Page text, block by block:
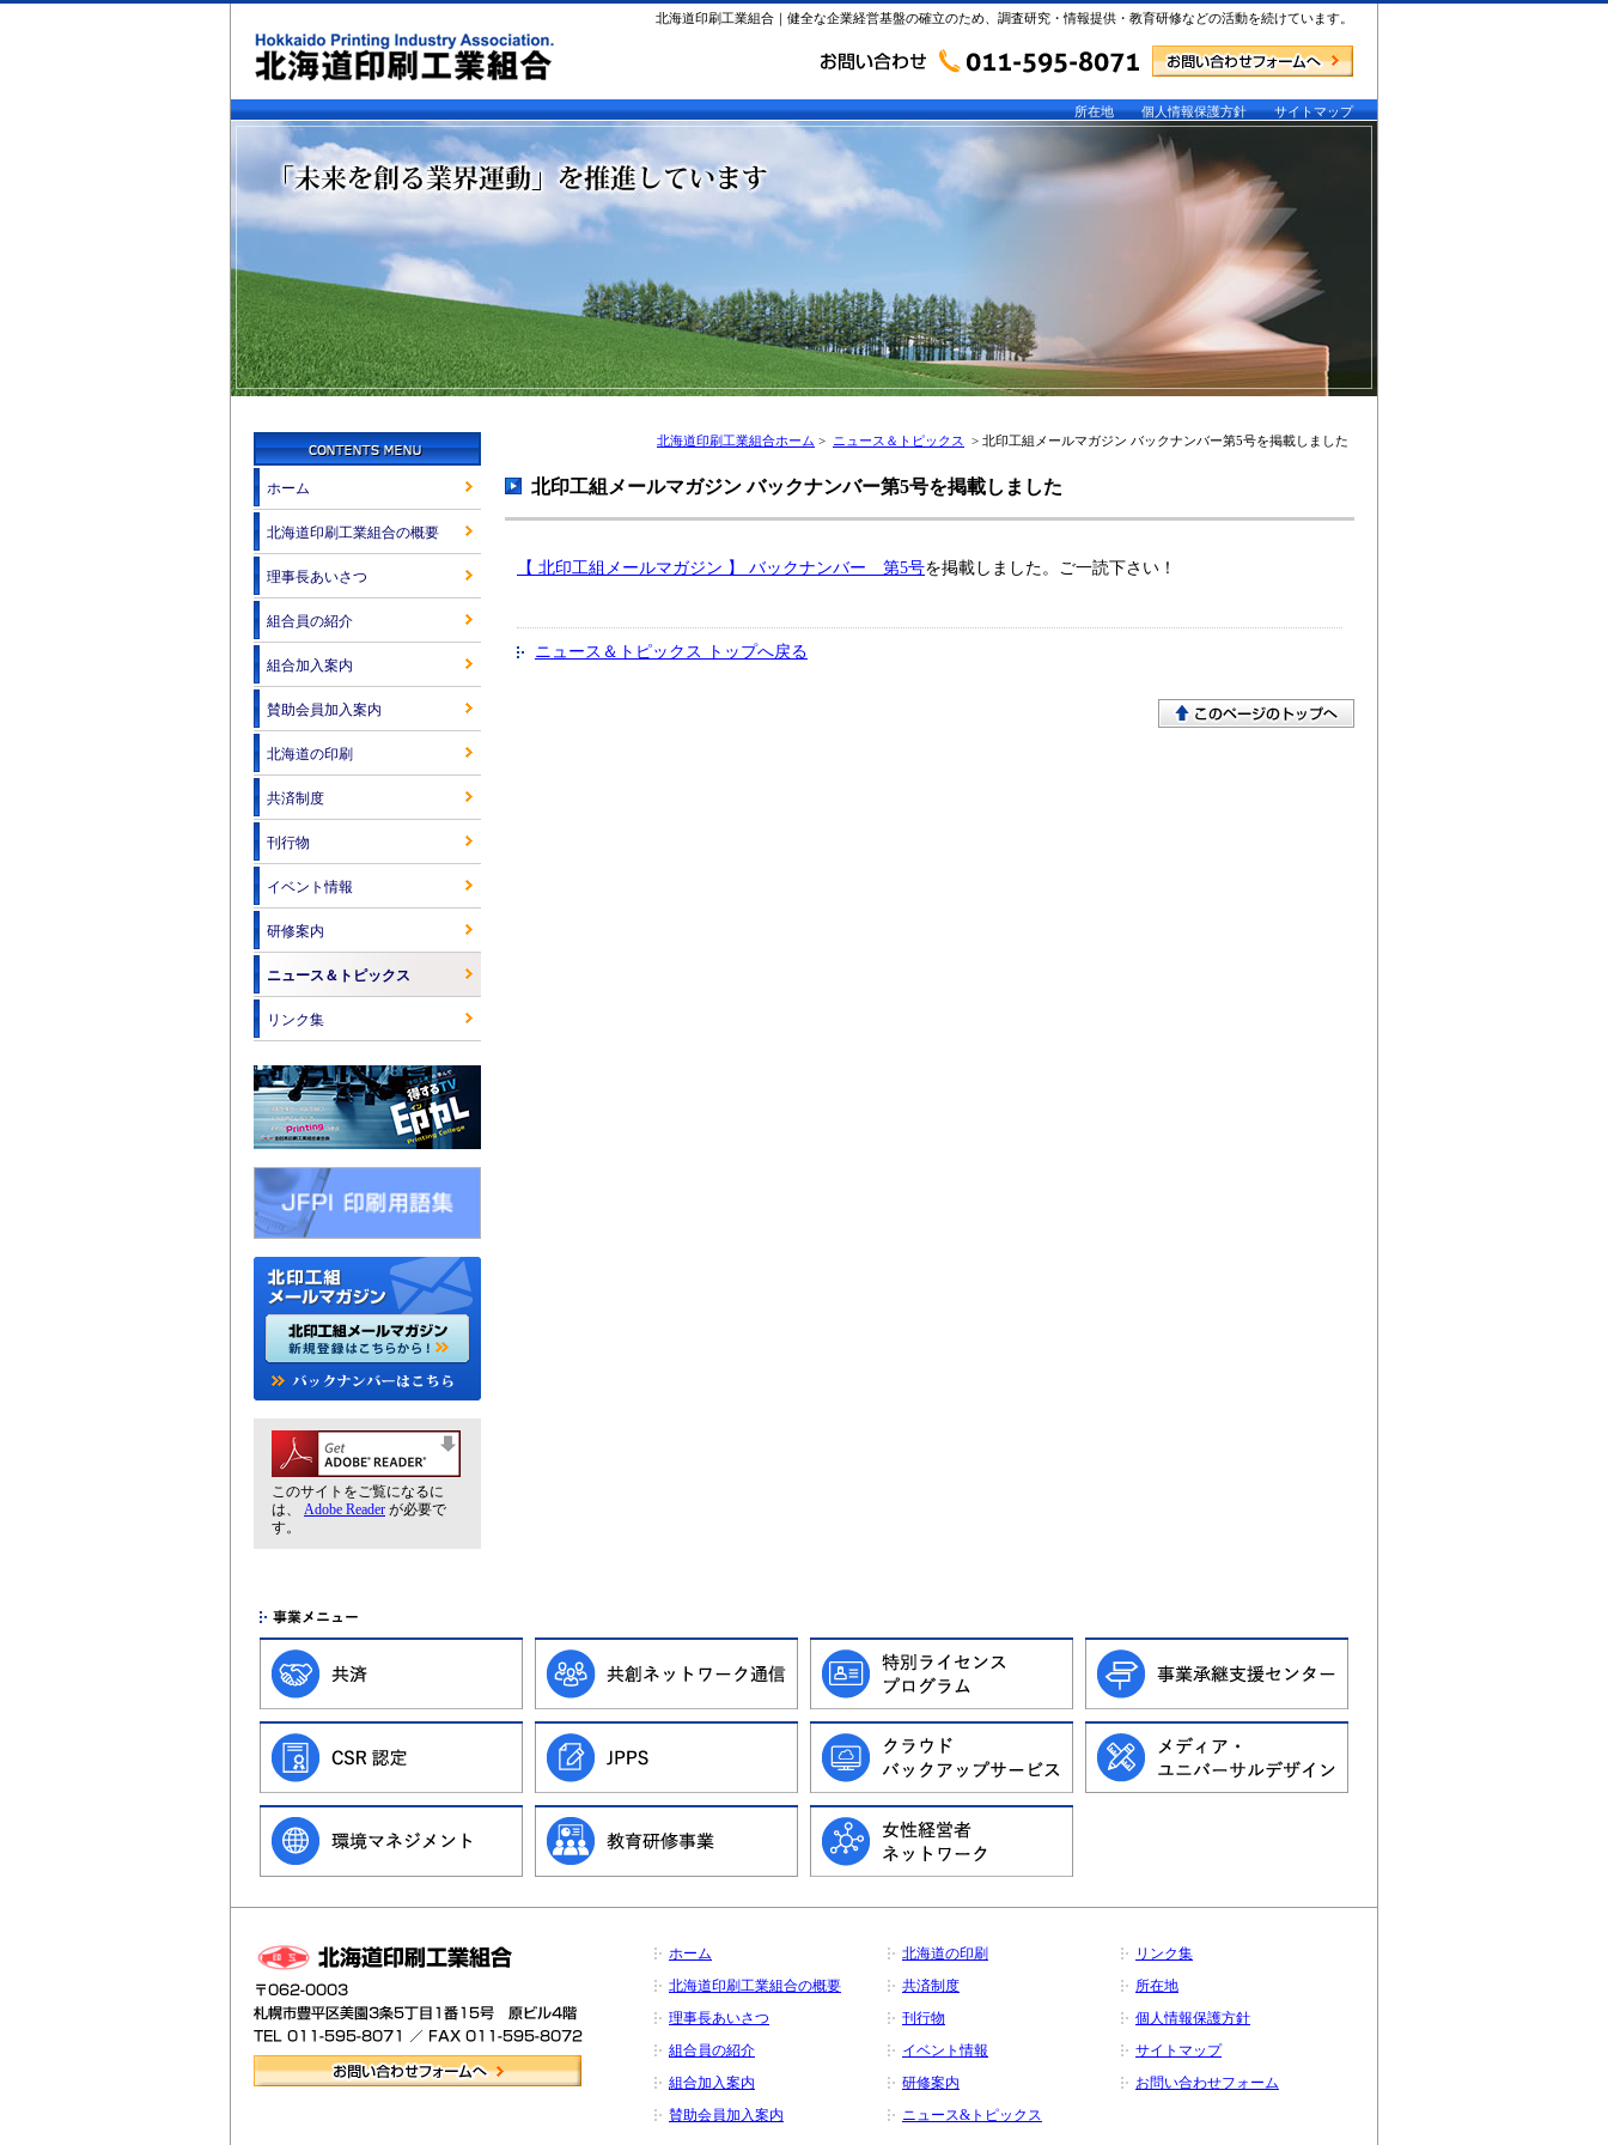
北海道印刷工業組合｜健全な企業経営基盤の確立のため、調査研究・情報提供・教育研修などの活動を続けています。
所在地 個人情報保護方針 サイトマップ
北海道印刷工業組合ホーム > ニュース＆トピックス > 北印工組メールマガジン バックナンバー第5号を掲載しました
北印工組メールマガジン バックナンバー第5号を掲載しました
【 北印工組メールマガジン 】 バックナンバー 第5号を掲載しました。ご一読下さい！
ニュース＆トピックス トップへ戻る
ホーム
北海道印刷工業組合の概要
理事長あいさつ
組合員の紹介
組合加入案内
賛助会員加入案内
北海道の印刷
共済制度
刊行物
イベント情報
研修案内
ニュース＆トピックス
リンク集
このサイトをご覧になるに
は、 Adobe Reader が必要で
す。
ホーム
北海道印刷工業組合の概要
理事長あいさつ
組合員の紹介
組合加入案内
賛助会員加入案内
北海道の印刷
共済制度
刊行物
イベント情報
研修案内
ニュース&トピックス
リンク集
所在地
個人情報保護方針
サイトマップ
お問い合わせフォーム